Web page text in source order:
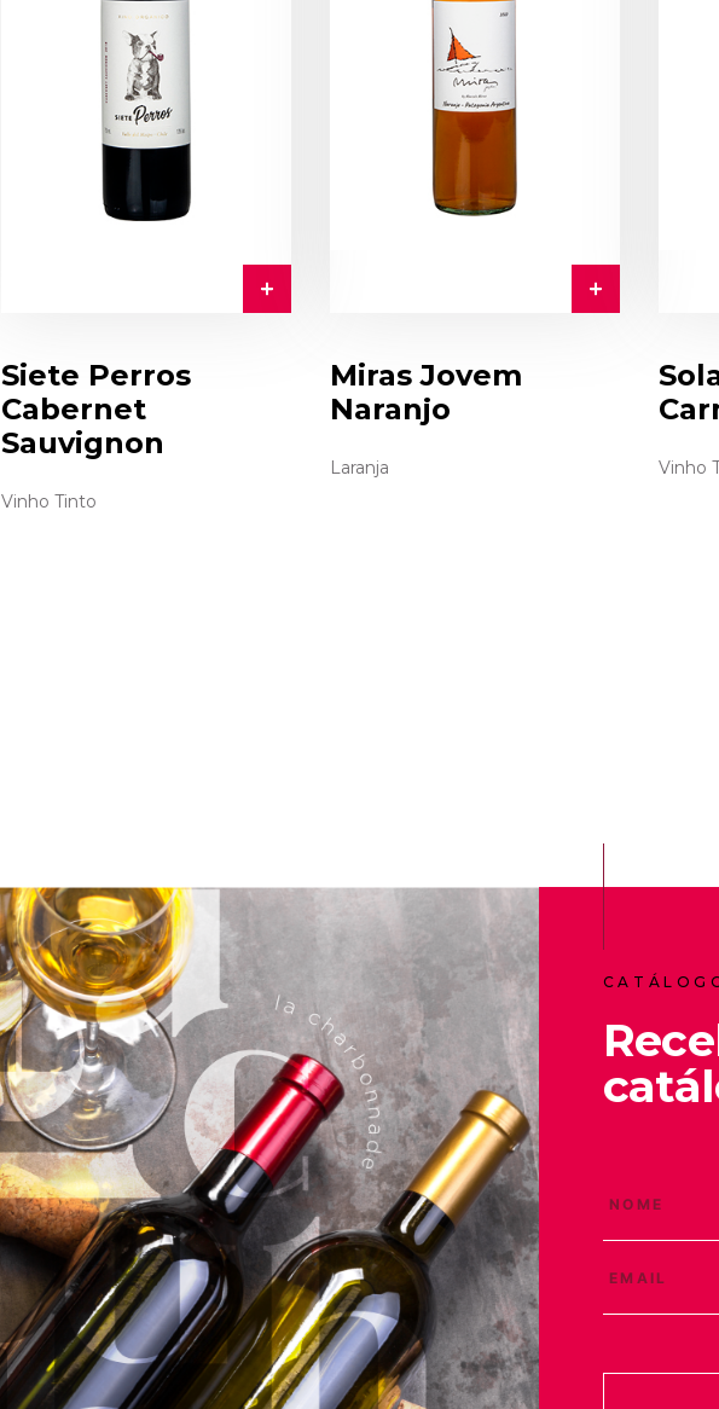
Siete Perros
Cabernet
Sauvignon
Vinho Tinto
Miras Jovem
Naranjo
Laranja Vinho